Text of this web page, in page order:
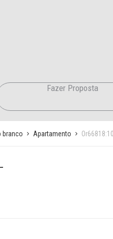
Fazer Proposta
branco Apartamento